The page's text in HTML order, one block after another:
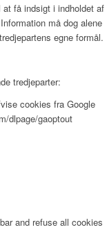
få indsigt i indholdet af
må dog alene
egne formål.
tredjeparter:
cookies fra Google
dlpage/gaoptout
and refuse all cookies